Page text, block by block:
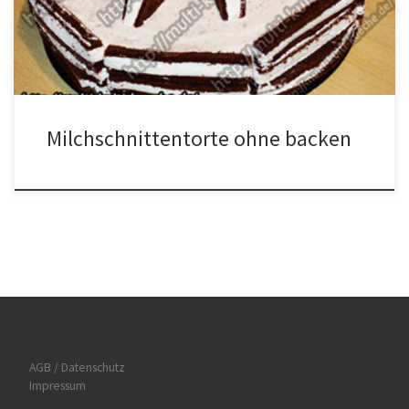
Milchschnitten längs in Streifen schneiden, und daraus den
Tortenrand herstellen. Die klein geschnittenen Bananen auf den
Tortenboden verteilen. Die […]
Milchschnittentorte ohne backen
AGB / Datenschutz
Impressum